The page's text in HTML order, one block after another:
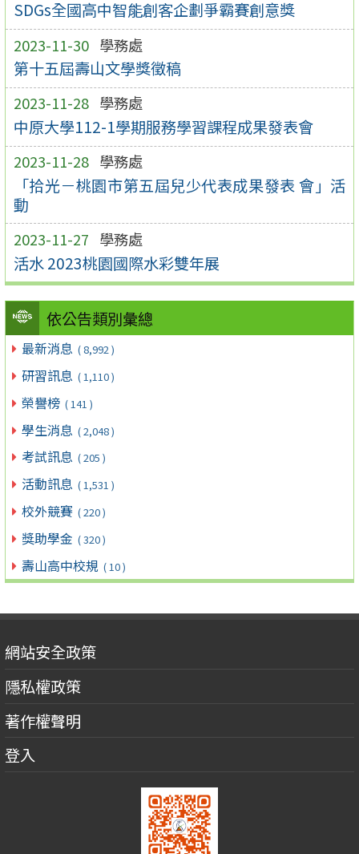
SDGs全國高中智能創客企劃爭霸賽創意獎
2023-11-30 學務處
第十五屆壽山文學獎徵稿
2023-11-28 學務處
中原大學112-1學期服務學習課程成果發表會
2023-11-28 學務處
「拾光－桃園市第五屆兒少代表成果發表 會」活
動
2023-11-27 學務處
活水 2023桃園國際水彩雙年展
依公告類別彙總
最新消息 ( 8,992 )
研習訊息 ( 1,110 )
榮譽榜 ( 141 )
學生消息 ( 2,048 )
考試訊息 ( 205 )
活動訊息 ( 1,531 )
校外競賽 ( 220 )
獎助學金 ( 320 )
壽山高中校規 ( 10 )
網站安全政策
隱私權政策
著作權聲明
登入